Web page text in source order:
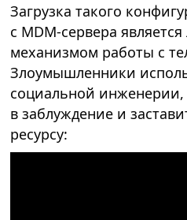
Загрузка такого
с MDM-сервера
механизмом работы с
Злоумышленники
социальной инженерии,
в заблуждение и
ресурсу: